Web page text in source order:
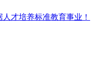
才培养标准教育事业！